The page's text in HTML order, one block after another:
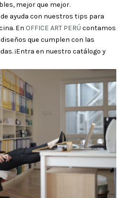
mejor que mejor.
ayuda con nuestros tips para
En OFFICE ART PERÚ contamos
que cumplen con las
¡Entra en nuestro catálogo y